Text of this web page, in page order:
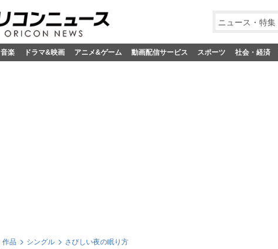
ニュース・特集
音楽 ドラマ&映画 アニメ&ゲーム 動画配信サービス スポーツ 社会・経済
作品 シングル さびしい夜の眠り方